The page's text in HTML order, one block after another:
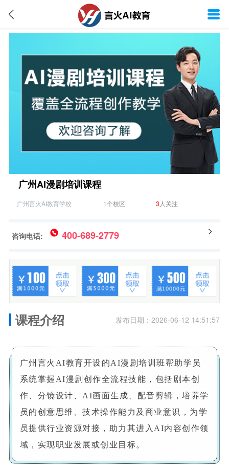
广州AI漫剧培训课程
广州言火AI教育学校 1个校区 3 人关注
咨询电话: 400-689-2779
课程介绍 发布日期：2026-06-12 14:51:57
广州言火AI教育开设的AI漫剧培训班帮助学员
系统掌握AI漫剧创作全流程技能，包括剧本创
作、分镜设计、AI画面生成、配音剪辑，培养学
员的创意思维、技术操作能力及商业意识，为学
员提供行业资源对接，助力其进入AI内容创作领
域，实现职业发展或创业目标。